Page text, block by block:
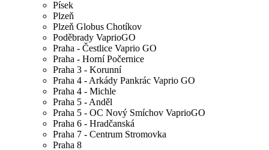
Písek
Plzeň
Plzeň Globus Chotíkov
Poděbrady VaprioGO
Praha - Čestlice Vaprio GO
Praha - Horní Počernice
Praha 3 - Korunní
Praha 4 - Arkády Pankrác Vaprio GO
Praha 4 - Michle
Praha 5 - Anděl
Praha 5 - OC Nový Smíchov VaprioGO
Praha 6 - Hradčanská
Praha 7 - Centrum Stromovka
Praha 8